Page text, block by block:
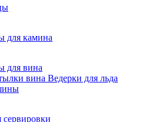
для камина
для вина
вина Ведерки для льда
сервировки